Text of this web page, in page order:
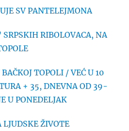
SV PANTELEJMONA
SRPSKIH RIBOLOVACA, NA
TOPOLI / VEĆ U 10
+ 35, DNEVNA OD 39-
U PONEDELJAK
LJUDSKE ŽIVOTE